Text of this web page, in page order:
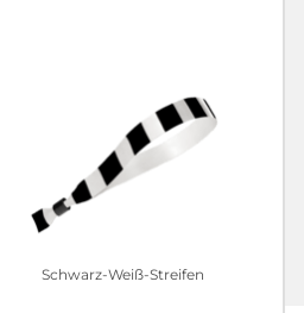
Schwarz-Weiß-Streifen